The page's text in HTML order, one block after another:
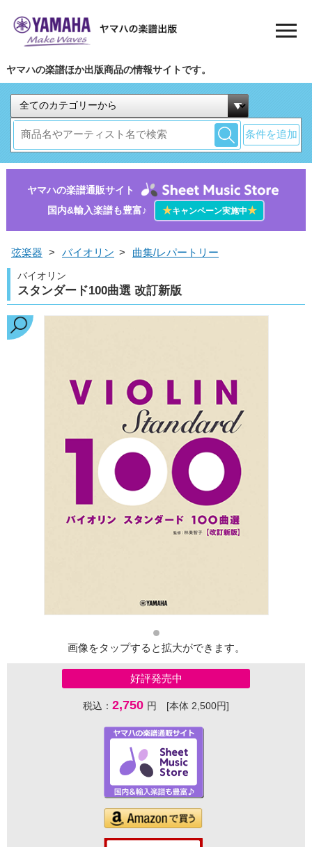
ヤマハの楽譜ほか出版商品の情報サイトです。
条件を追加
ヤマハの楽譜通販サイト
国内&輸入楽譜も豊富♪
★キャンペーン実施中★
弦楽器 > バイオリン > 曲集/レパートリー
バイオリン
スタンダード100曲選 改訂新版
画像をタップすると拡大ができます。
好評発売中
税込： 2,750 円 [本体 2,500円]